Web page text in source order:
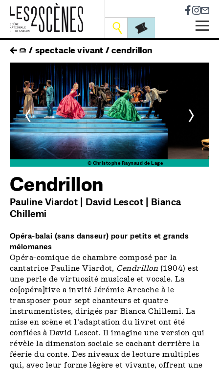
Skip
main
navigation
Outils
fil
d'ariane
spectacle vivant cendrillon
<
© Christophe Raynaud de Lage
>
Cendrillon
Pauline Viardot | David Lescot | Bianca
Chillemi
Opéra-balai (sans danseur) pour petits et grands
mélomanes
Opéra-comique de chambre composé par la
cantatrice Pauline Viardot, Cendrillon (1904) est
une perle de virtuosité musicale et vocale. La
co[opéra]tive a invité Jérémie Arcache à le
transposer pour sept chanteurs et quatre
instrumentistes, dirigés par Bianca Chillemi. La
mise en scène et l'adaptation du livret ont été
confiées à David Lescot. Il imagine une version qui
révèle la dimension sociale se cachant derrière la
féerie du conte. Des niveaux de lecture multiples
qui, avec leur forme légère et vivante, offrent une